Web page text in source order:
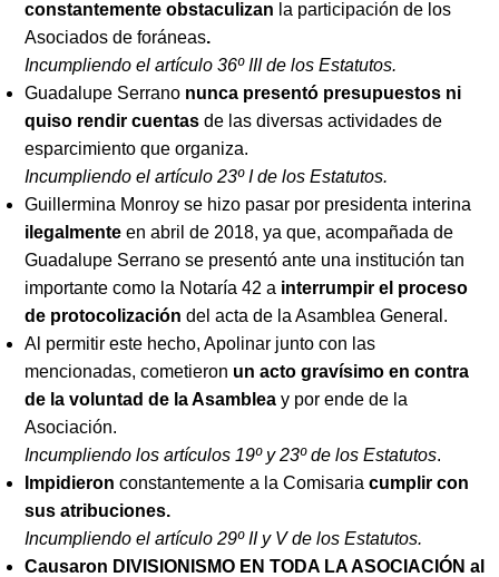
constantemente obstaculizan la participación de los
Asociados de foráneas.
Incumpliendo el artículo 36º III de los Estatutos.
Guadalupe Serrano nunca presentó presupuestos ni
quiso rendir cuentas de las diversas actividades de
esparcimiento que organiza.
Incumpliendo el artículo 23º I de los Estatutos.
Guillermina Monroy se hizo pasar por presidenta interina
ilegalmente en abril de 2018, ya que, acompañada de
Guadalupe Serrano se presentó ante una institución tan
importante como la Notaría 42 a interrumpir el proceso
de protocolización del acta de la Asamblea General.
Al permitir este hecho, Apolinar junto con las
mencionadas, cometieron un acto gravísimo en contra
de la voluntad de la Asamblea y por ende de la
Asociación.
Incumpliendo los artículos 19º y 23º de los Estatutos.
Impidieron constantemente a la Comisaria cumplir con
sus atribuciones.
Incumpliendo el artículo 29º II y V de los Estatutos.
Causaron DIVISIONISMO EN TODA LA ASOCIACIÓN al